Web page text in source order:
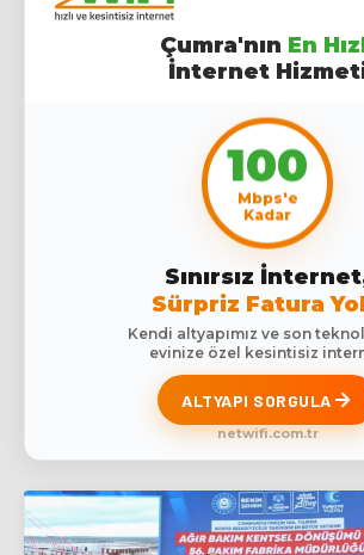
Çumra'nın En
İnternet
100
Mbps'e
Kadar
Sınırsız
Sürpriz Fatura
Kendi altyapımız ve son
evinize özel kesintisiz
ALTYAPI SORGULA
netwifi.com.tr